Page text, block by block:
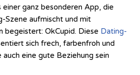
ganz besonderen App, die
Szene aufmischt und mit
begeistert: OkCupid. Diese Dating-
sich frech, farbenfroh und
eine gute Beziehung sein